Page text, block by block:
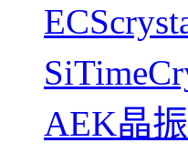
AEK晶振